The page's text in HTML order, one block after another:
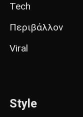
Tech
Περιβάλλον
Viral
Style